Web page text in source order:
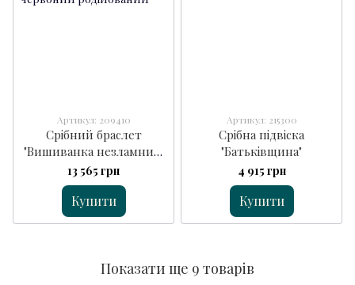
Артикул: 209410
Срібний браслет
"Вишиванка незламних"
червоний
13 565 грн
Купити
Артикул: 215300
Срібна підвіска
"Батьківщина"
4 915 грн
Купити
Показати ще 9 товарів